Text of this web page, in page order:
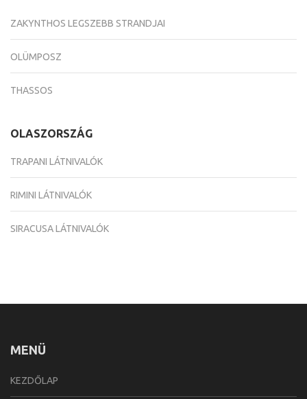
ZAKYNTHOS LEGSZEBB STRANDJAI
OLÜMPOSZ
THASSOS
OLASZORSZÁG
TRAPANI LÁTNIVALÓK
RIMINI LÁTNIVALÓK
SIRACUSA LÁTNIVALÓK
MENÜ
KEZDŐLAP